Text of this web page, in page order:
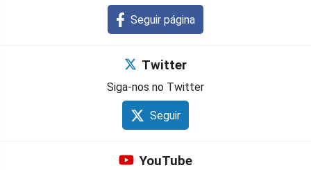
Seguir página
Twitter
Siga-nos no Twitter
Seguir
YouTube